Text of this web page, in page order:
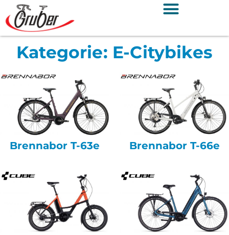
Kategorie: E-Citybikes
Brennabor T-63e Brennabor T-66e